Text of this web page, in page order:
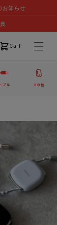
お知らせ
Cart
カート
ブル その他